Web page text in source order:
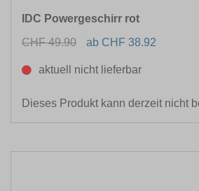
IDC Powergeschirr rot
CHF 49.90
ab CHF 38.92
aktuell nicht lieferbar
Dieses Produkt kann derzeit nicht